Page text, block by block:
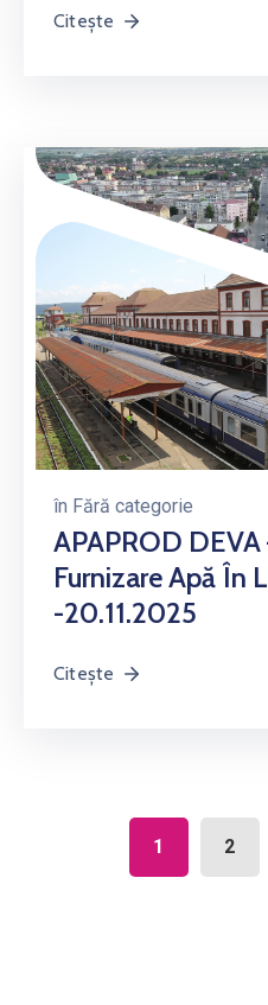
Citește
în Fără categorie
APAPROD
Furnizare Apă În
-20.11.2025
Citește
1 2